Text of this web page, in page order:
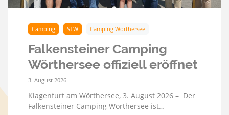
Camping STW Camping Wörthersee
Falkensteiner Camping
Wörthersee offiziell eröffnet
3. August 2026
Klagenfurt am Wörthersee, 3. August 2026 – Der
Falkensteiner Camping Wörthersee ist…